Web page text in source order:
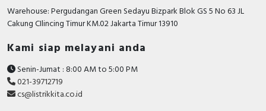
Warehouse: Pergudangan Green Sedayu Bizpark Blok GS 5 No 63 JL
Cakung CIlincing Timur KM.02 Jakarta Timur 13910
Kami siap melayani anda
Senin-Jumat : 8:00 AM to 5:00 PM
021-39712719
cs@listrikkita.co.id